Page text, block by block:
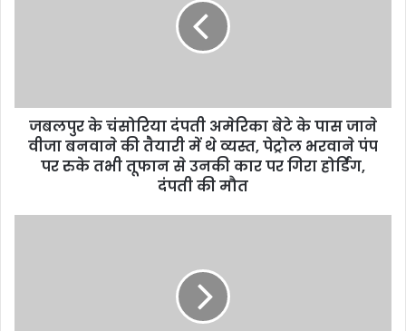
जबलपुर के चंसोरिया दंपती अमेरिका बेटे के पास जाने
वीजा बनवाने की तैयारी में थे व्यस्त, पेट्रोल भरवाने पंप
पर रुके तभी तूफान से उनकी कार पर गिरा होर्डिंग,
दंपती की मौत